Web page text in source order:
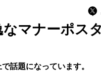
マナーポスタ
話題になっています。